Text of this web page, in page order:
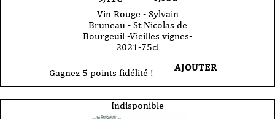
Vin Rouge - Sylvain
Bruneau - St Nicolas de
Bourgeuil -Vieilles vignes-
2021-75cl
Gagnez 5 points fidélité ! AJOUTER
Indisponible